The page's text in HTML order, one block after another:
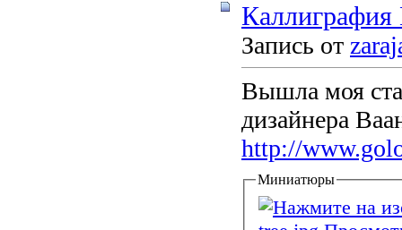
Каллиграфия
Запись от
Вышла моя
дизайнера
http://
Миниатюры